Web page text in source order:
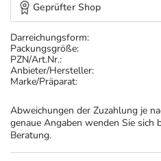
Darreichungsform:
Packungsgröße:
PZN/Art.Nr.:
Anbieter/Hersteller:
Marke/Präparat:
Abweichungen der Zuzahlung je
genaue Angaben wenden Sie sich
Beratung.
Geprüfter Shop